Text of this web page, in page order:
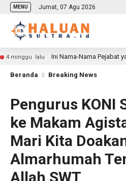
MENU Jumat, 07 Agu 2026
4 minggu lalu Ini Nama-Nama Pejabat
Beranda Breaking News
Pengurus KONI
ke Makam
Mari Kita
Almarhumah
Allah SWT